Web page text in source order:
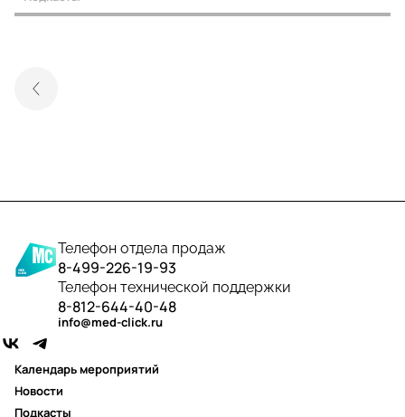
Телефон отдела продаж
8-499-226-19-93
Телефон технической поддержки
8-812-644-40-48
info@med-click.ru
Календарь мероприятий
Новости
Подкасты